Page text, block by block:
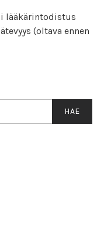
lääkärintodistus
(oltava ennen